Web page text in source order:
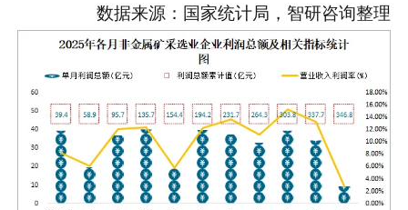
数据来源：国家统计局，智研咨询整理